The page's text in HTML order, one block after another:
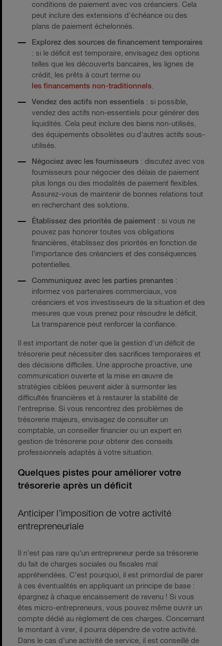
conditions de paiement avec vos créanciers. Cela
peut inclure des extensions d'échéance ou des
plans de paiement échelonnés.
Explorez des sources de financement temporaires
: si le déficit est temporaire, envisagez des options
telles que les découverts bancaires, les lignes de
crédit, les prêts à court terme ou
les financements non-traditionnels.
Vendez des actifs non essentiels : si possible,
vendez des actifs non-essentiels pour générer des
liquidités. Cela peut inclure des biens non-utilisés,
des équipements obsolètes ou d'autres actifs sous-
utilisés.
Négociez avec les fournisseurs : discutez avec vos
fournisseurs pour négocier des délais de paiement
plus longs ou des modalités de paiement flexibles.
Assurez-vous de maintenir de bonnes relations tout
en recherchant des solutions.
Établissez des priorités de paiement : si vous ne
pouvez pas honorer toutes vos obligations
financières, établissez des priorités en fonction de
l'importance des créanciers et des conséquences
potentielles.
Communiquez avec les parties prenantes :
informez vos partenaires commerciaux, vos
créanciers et vos investisseurs de la situation et des
mesures que vous prenez pour résoudre le déficit.
La transparence peut renforcer la confiance.
Il est important de noter que la gestion d'un déficit de
trésorerie peut nécessiter des sacrifices temporaires et
des décisions difficiles. Une approche proactive, une
communication ouverte et la mise en œuvre de
stratégies ciblées peuvent aider à surmonter les
difficultés financières et à restaurer la stabilité de
l'entreprise. Si vous rencontrez des problèmes de
trésorerie majeurs, envisagez de consulter un
comptable, un conseiller financier ou un expert en
gestion de trésorerie pour obtenir des conseils
professionnels adaptés à votre situation.
Quelques pistes pour améliorer votre
trésorerie après un déficit
Anticiper l’imposition de votre activité
entrepreneuriale
Il n’est pas rare qu’un entrepreneur perde sa trésorerie
du fait de charges sociales ou fiscales mal
appréhendées. C’est pourquoi, il est primordial de parer
à ces éventualités en appliquant un principe de base :
épargnez à chaque encaissement de revenu ! Si vous
êtes micro-entrepreneurs, vous pouvez même ouvrir un
compte dédié au règlement de ces charges. Concernant
le montant à virer, il pourra dépendre de votre activité.
Dans le cas d’une activité de service, il est conseillé de